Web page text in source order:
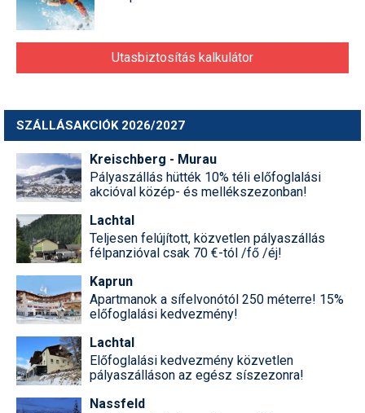
Utasbiztosítás kalkulátor
SZÁLLÁSAKCIÓK 2026/2027
Kreischberg - Murau
Pályaszállás hütték 10% téli előfoglalási
akcióval közép- és mellékszezonban!
Lachtal
Teljesen felújított, közvetlen pályaszállás
félpanzióval csak 70 €-tól /fő /éj!
Kaprun
Apartmanok a sífelvonótól 250 méterre! 15%
előfoglalási kedvezmény!
Lachtal
Előfoglalási kedvezmény közvetlen
pályaszálláson az egész síszezonra!
Nassfeld